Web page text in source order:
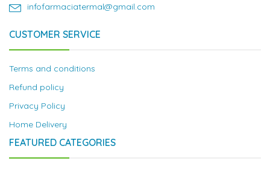
infofarmaciatermal@gmail.com
CUSTOMER SERVICE
Terms and conditions
Refund policy
Privacy Policy
Home Delivery
FEATURED CATEGORIES